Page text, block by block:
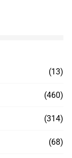
(13)
(460)
(314)
(68)